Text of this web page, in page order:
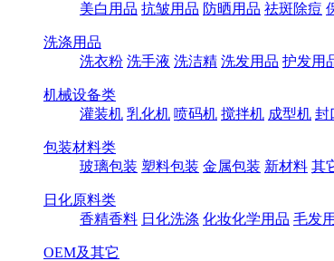
美白用品 抗皱用品 防晒用品 祛斑除痘
洗涤用品
洗衣粉 洗手液 洗洁精 洗发用品 护发用
机械设备类
灌装机 乳化机 喷码机 搅拌机 成型机 封
包装材料类
玻璃包装 塑料包装 金属包装 新材料 其
日化原料类
香精香料 日化洗涤 化妆化学用品 毛发
OEM及其它